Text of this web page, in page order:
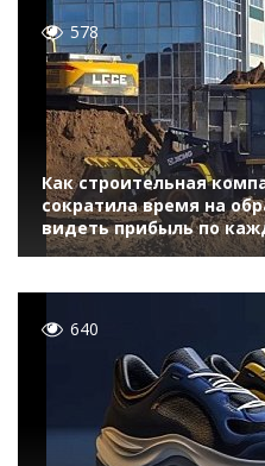
578
Как строительная
сократила время на
видеть прибыль по
640